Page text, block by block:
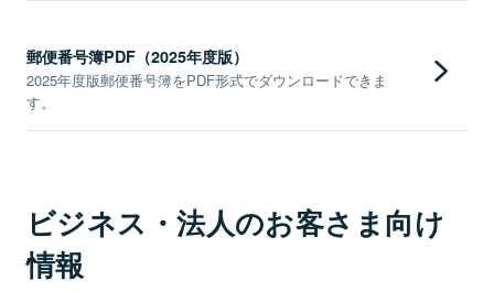
郵便番号簿PDF（2025年度版）
2025年度版郵便番号簿をPDF形式でダウンロードできま
す。
ビジネス・法人のお客さま向け
情報